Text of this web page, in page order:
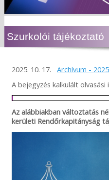
Szurkolói tájékoztató
2025. 10. 17. Archívum -
A bejegyzés kalkulált
Az alábbiakban változtatás
kerületi Rendőrkapitányság